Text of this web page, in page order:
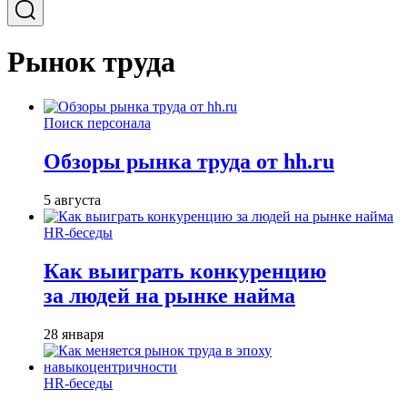
Рынок труда
Поиск персонала
Обзоры рынка труда от hh.ru
5 августа
HR-беседы
Как выиграть конкуренцию
за людей на рынке найма
28 января
HR-беседы